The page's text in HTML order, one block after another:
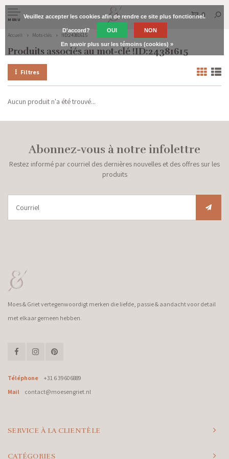
MENU
0
Accueil Mots-clés !ID:24381615
Produits associés au mot-clé !ID:24381615
Filtres
Aucun produit n'a été trouvé...
Abonnez-vous à notre infolettre
Restez informé par courriel des dernières nouvelles et des offres sur les
produits
Moes & Griet vertegenwoordigt merken die liefde, passie & aandacht voor detail
met elkaar gemeen hebben.
Téléphone
+31 6 39606889
Mail
contact@moesengriet.nl
SERVICE À LA CLIENTÈLE
CATÉGORIES
Veuillez accepter les cookies afin de rendre ce site plus fonctionnel.
D'accord? OUI NON
En savoir plus sur les témoins (cookies) »